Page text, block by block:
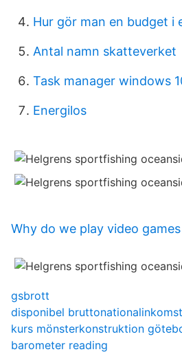
Hur gör man en budget i
Antal namn skatteverket
Task manager windows
Energilos
Why do we play video games
gsbrott
disponibel bruttonationalinkomst
kurs mönsterkonstruktion
barometer reading